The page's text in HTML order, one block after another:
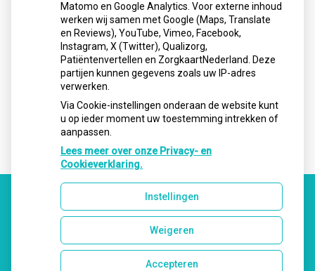
Maandag:
08.00 - 17.00
Dinsdag:
08.00 - 17.00
Woensdag:
08.00 - 17:00
Donderdag:
08.00 - 17.00
Uw Zorg Online|Beheer
Matomo en Google Analytics. Voor externe inhoud
werken wij samen met Google (Maps, Translate
en Reviews), YouTube, Vimeo, Facebook,
Instagram, X (Twitter), Qualizorg,
Patiëntenvertellen en ZorgkaartNederland. Deze
partijen kunnen gegevens zoals uw IP-adres
verwerken.
Via Cookie-instellingen onderaan de website kunt
u op ieder moment uw toestemming intrekken of
aanpassen.
Lees meer over onze Privacy- en
Cookieverklaring.
Instellingen
Weigeren
Accepteren